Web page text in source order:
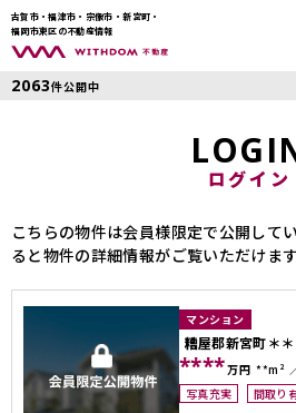
古賀市・福津市・宗像市・新宮町・
福岡市東区の不動産情報
2063件公開中
ログイン
こちらの物件は会員様限定で公開して
ると物件の詳細情報がご覧いただけます
マンション
糟屋郡新宮町＊
****万円 **m²
写真充実
間取り